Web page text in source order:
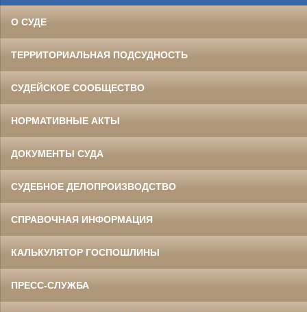
О СУДЕ
ТЕРРИТОРИАЛЬНАЯ ПОДСУДНОСТЬ
СУДЕЙСКОЕ СООБЩЕСТВО
НОРМАТИВНЫЕ АКТЫ
ДОКУМЕНТЫ СУДА
СУДЕБНОЕ ДЕЛОПРОИЗВОДСТВО
СПРАВОЧНАЯ ИНФОРМАЦИЯ
КАЛЬКУЛЯТОР ГОСПОШЛИНЫ
ПРЕСС-СЛУЖБА